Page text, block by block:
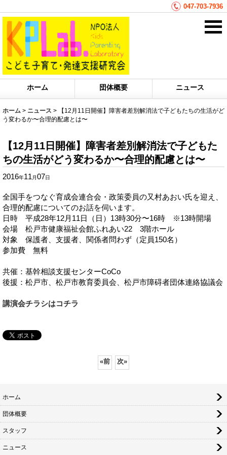
047-703-7936
ホーム 団体概要 ニュース
ホーム > ニュース >
【12月11日開催】障害者差別解消法で子どもたちの生活がど
う変わるか〜合理的配慮とは〜
【12月11日開催】障害者差別解消法で子どもた
ちの生活がどう変わるか〜合理的配慮とは〜
2016年11月 07日
全国手をつなぐ育成会連合会・政策委員の又村あおい氏を迎え、
合理的配慮についてのお話を伺います。
日時 平成28年12月11日（日）13時30分〜16時 ※13時開場
会場 松戸市健康福祉会館ふれあい22 3階ホール
対象 保護者、支援者、関係者問わず（定員150名）
参加費 無料
共催：基幹相談支援センターCoCo
後援：松戸市、松戸市教育委員会、松戸市障碍者団体連絡協議会
講演会チラシはコチラ
«前 次»
ホーム
団体概要
スタッフ
ニュース